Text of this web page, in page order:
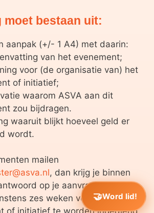
moet bestaan uit:
aanpak (+/- 1 A4) met daarin:
van het evenement;
voor (de organisatie van) het
of initiatief;
waarom ASVA aan dit
zou bijdragen.
waaruit blijkt hoeveel geld er
wordt.
mailen
, dan krijg je binnen
op je aanvraag. Een
zes weken voor de aanvang
Word lid!